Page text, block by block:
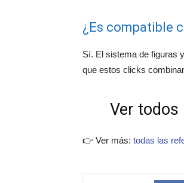
¿Es compatible
Sí. El sistema de figuras
que estos clicks
Ver todos
👉 Ver más: todas las